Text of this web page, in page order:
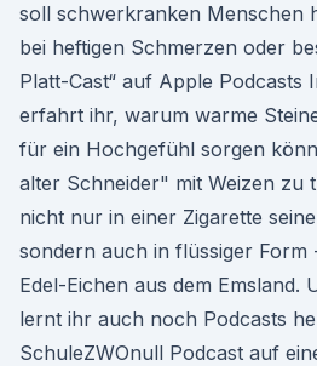
soll schwerkranken Menschen
bei heftigen Schmerzen oder
Platt-Cast“ auf Apple Podcasts
erfahrt ihr, warum warme
für ein Hochgefühl sorgen
alter Schneider" mit Weizen zu
nicht nur in einer Zigarette
sondern auch in flüssiger
Edel-Eichen aus dem Emsland.
lernt ihr auch noch Podcasts
SchuleZWOnull Podcast auf